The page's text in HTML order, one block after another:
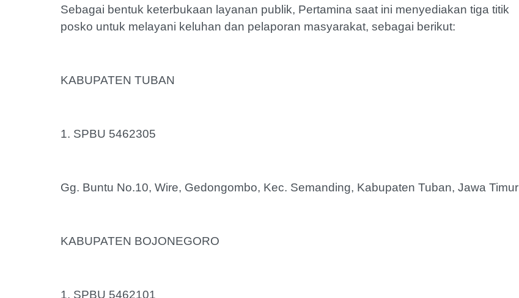
‎Sebagai bentuk keterbukaan layanan publik, Pertamina saat ini menyediakan tiga titik
posko untuk melayani keluhan dan pelaporan masyarakat, sebagai berikut:
‎KABUPATEN TUBAN
‎1. SPBU 5462305
‎Gg. Buntu No.10, Wire, Gedongombo, Kec. Semanding, Kabupaten Tuban, Jawa Timur
‎KABUPATEN BOJONEGORO
‎1. SPBU 5462101